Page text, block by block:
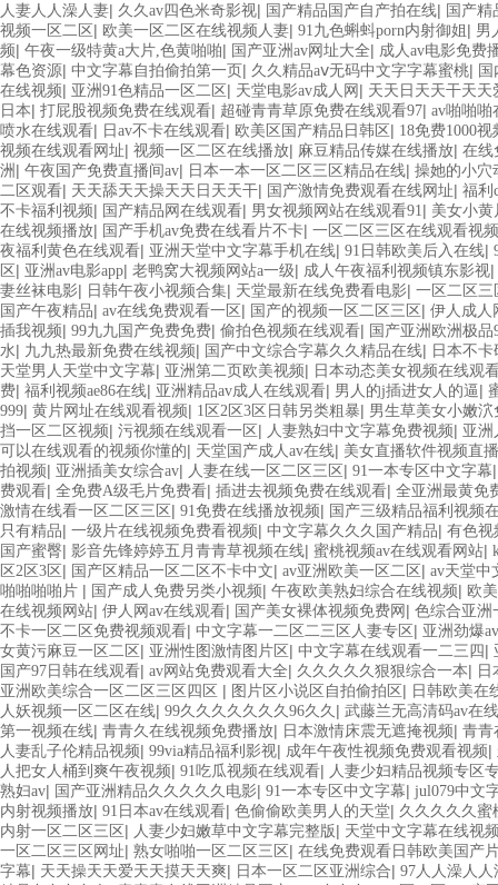
人妻人人澡人妻| 久久av四色米奇影视| 国产精品国产自产拍在线| 国产精
视频一区二区 | 欧美一区二区在线视频人妻| 91九色蝌蚪porn内射御姐 | 男
频| 午夜一级特黄a大片,色黄啪啪| 国产亚洲av网址大全| 成人av电影免费
幕色资源| 中文字幕自拍偷拍第一页 | 久久精品aⅴ无码中文字字幕蜜桃|
在线视频| 亚洲91色精品一区二区 | 天堂电影av成人网 | 天天日天天干天天
日本| 打屁股视频免费在线观看| 超碰青青草原免费在线观看97| av啪啪啪
喷水在线观看| 日av不卡在线观看| 欧美区国产精品日韩区 | 18免费1000视
视频在线观看网址| 视频一区二区在线播放| 麻豆精品传媒在线播放| 在线
洲 | 午夜国产免费直播间av| 日本一本一区二区三区精品在线| 操她的小穴
二区观看| 天天舔天天操天天日天天干| 国产激情免费观看在线网址| 福利
不卡福利视频| 国产精品网在线观看| 男女视频网站在线观看91| 美女小
在线视频播放| 国产手机av免费在线看片不卡| 一区二区三区在线观看视
夜福利黄色在线观看| 亚洲天堂中文字幕手机在线| 91日韩欧美后入在线|
区 | 亚洲av电影app| 老鸭窝大视频网站a一级| 成人午夜福利视频镇东影视|
妻丝袜电影| 日韩午夜小视频合集| 天堂最新在线免费看电影| 一区二区三
国产午夜精品| av在线免费观看一区 | 国产的视频一区二区三区 | 伊人成人
插我视频| 99九九国产免费免费| 偷拍色视频在线观看| 国产亚洲欧洲极品
水| 九九热最新免费在线视频| 国产中文综合字幕久久精品在线| 日本不
天堂男人天堂中文字幕| 亚洲第二页欧美视频| 日本动态美女视频在线观
费| 福利视频ae86在线| 亚洲精品av成人在线观看| 男人的j插进女人的逼 |
999| 黄片网址在线观看视频| 1区2区3区日韩另类粗暴| 男生草美女小嫩泬
挡一区二区视频| 污视频在线观看一区 | 人妻熟妇中文字幕免费视频| 亚洲
可以在线观看的视频你懂的| 天堂国产成人av在线| 美女直播软件视频直
拍视频| 亚洲插美女综合av| 人妻在线一区二区三区 | 91一本专区中文字幕
费观看| 全免费A级毛片免费看| 插进去视频免费在线观看| 全亚洲最黄免
激情在线看一区二区三区 | 91免费在线播放视频| 国产三级精品福利视频
只有精品| 一级片在线视频免费看视频| 中文字幕久久久国产精品| 有色视
国产蜜臀| 影音先锋婷婷五月青青草视频在线| 蜜桃视频av在线观看网站|
区2区3区 | 国产区精品一区二区不卡中文| av亚洲欧美一区二区 | av天堂中
啪啪啪啪片 | 国产成人免费另类小视频| 午夜欧美熟妇综合在线视频| 欧
在线视频网站| 伊人网av在线观看| 国产美女裸体视频免费网 | 色综合亚洲
不卡一区二区免费视频观看| 中文字幕一二区二三区人妻专区 | 亚洲劲爆
女黄污麻豆一区二区 | 亚洲性图激情图片区 | 中文字幕在线观看一二三四 |
国产97日韩在线观看| av网站免费观看大全| 久久久久久狠狠综合一本| 日
亚洲欧美综合一区二区三区四区 | 图片区小说区自拍偷拍区 | 日韩欧美在
人妖视频一区二区在线| 99久久久久久久久96久久 | 武藤兰无高清码av在
第一视频在线| 青青久在线视频免费播放| 日本激情床震无遮掩视频| 青青
人妻乱子伦精品视频| 99via精品福利影视| 成年午夜性视频免费观看视频|
人把女人桶到爽午夜视频| 91吃瓜视频在线观看| 人妻少妇精品视频专区
熟妇av| 国产亚洲精品久久久久久电影| 91一本专区中文字幕| jul079中文
内射视频播放| 91日本av在线观看| 色偷偷欧美男人的天堂| 久久久久久蜜
内射一区二区三区 | 人妻少妇嫩草中文字幕完整版 | 天堂中文字幕在线视
一区二区三区网址| 熟女啪啪一区二区三区 | 在线免费观看日韩欧美国产
字幕| 天天操天天爱天天摸天天爽| 日本一区二区亚洲综合| 97人人澡人